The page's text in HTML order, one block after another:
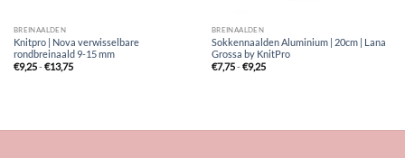
BREINAALDEN
Knitpro | Nova verwisselbare
rondbreinaald 9-15 mm
€9,25-€13,75Prijsklasse:
€9,25
BREINAALDEN
Sokkennaalden Aluminium | 20cm | Lana
Grossa by KnitPro
€7,75-€9,25Prijsklasse:
€7,75